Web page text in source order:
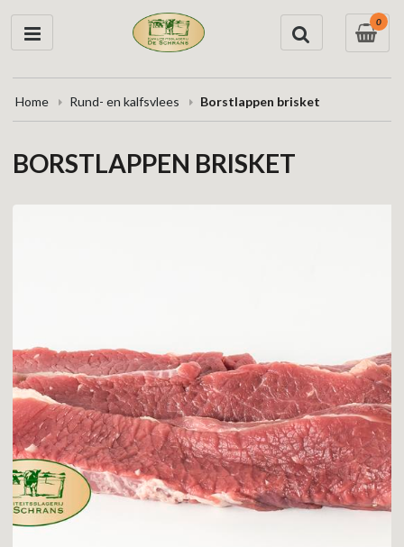
0
Home Rund- en kalfsvlees Borstlappen brisket
BORSTLAPPEN BRISKET